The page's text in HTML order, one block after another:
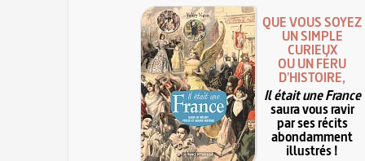
QUE VOUS SOYEZ
UN SIMPLE
CURIEUX
OU UN FÉRU
D'HISTOIRE,
Il était une France
saura vous ravir
par ses récits
abondamment
illustrés !